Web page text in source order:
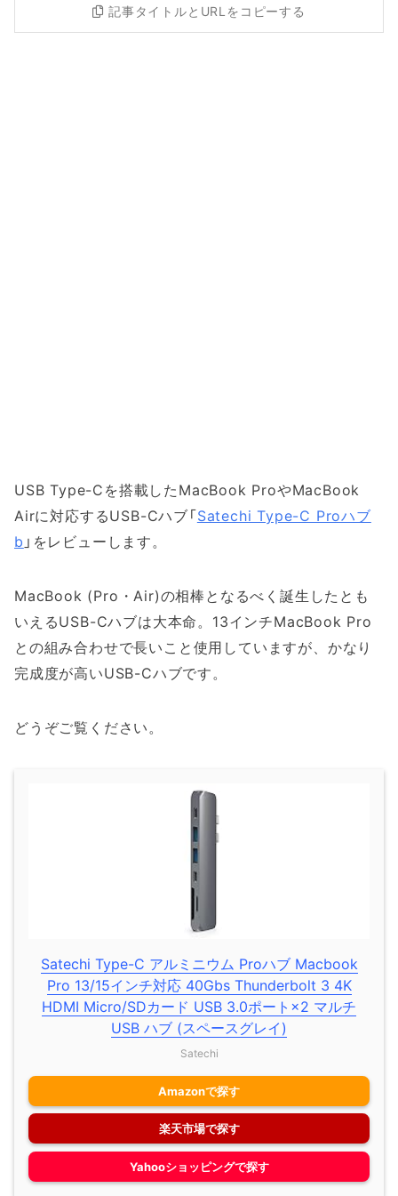
記事タイトルとURLをコピーする
USB Type-Cを搭載したMacBook ProやMacBook
Airに対応するUSB-Cハブ「Satechi Type-C Proハブ
b 」をレビューします。
MacBook (Pro・Air)の相棒となるべく誕生したとも
いえるUSB-Cハブは大本命。13インチMacBook Pro
との組み合わせで長いこと使用していますが、かなり
完成度が高いUSB-Cハブです。
どうぞご覧ください。
Satechi Type-C アルミニウム Proハブ Macbook
Pro 13/15インチ対応 40Gbs Thunderbolt 3 4K
HDMI Micro/SDカード USB 3.0ポート×2 マルチ
USB ハブ (スペースグレイ)
Satechi
Amazonで探す
楽天市場で探す
Yahooショッピングで探す